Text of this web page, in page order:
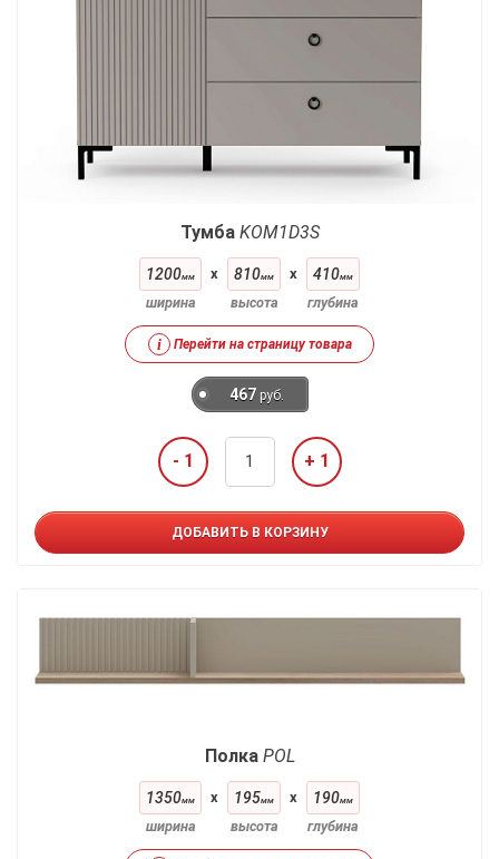
Тумба KOM1D3S
1200мм
ширина
x 810мм
высота
x 410мм
глубина
i Перейти на страницу товара
467 руб.
- 1 + 1
ДОБАВИТЬ В КОРЗИНУ
Полка POL
1350мм
ширина
x 195мм
высота
x 190мм
глубина